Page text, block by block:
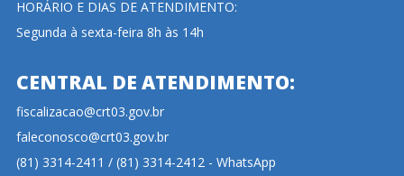
HORÁRIO E DIAS DE ATENDIMENTO:
Segunda à sexta-feira 8h às 14h
CENTRAL DE ATENDIMENTO:
fiscalizacao@crt03.gov.br
faleconosco@crt03.gov.br
(81) 3314-2411 / (81) 3314-2412 - WhatsApp